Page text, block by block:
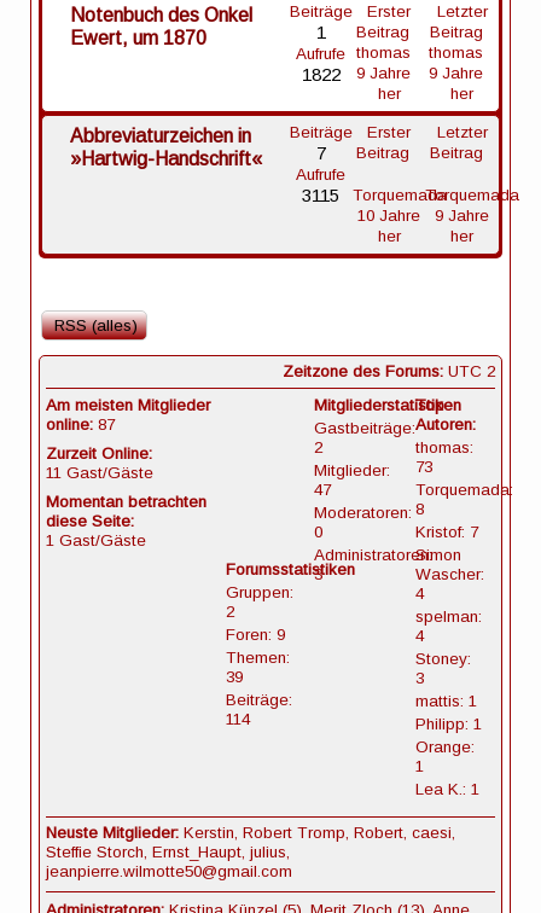
Notenbuch des Onkel
Ewert, um 1870
Letzter
Beitrag
thomas
9 Jahre
her
Erster
Beitrag
thomas
9 Jahre
her
Beiträge
1
Aufrufe
1822
Abbreviaturzeichen in
»Hartwig-Handschrift«
Letzter
Beitrag
Torquemada
9 Jahre
her
Erster
Beitrag
Torquemada
10 Jahre
her
Beiträge
7
Aufrufe
3115
RSS (alles)
Zeitzone des Forums: UTC 2
Am meisten Mitglieder
online:87
Zurzeit Online:
11 Gast/Gäste
Momentan betrachten
diese Seite:
1 Gast/Gäste
Top
Autoren:
thomas:
73
Torquemada:
8
Kristof: 7
Simon
Wascher:
4
spelman:
4
Stoney:
3
mattis: 1
Philipp: 1
Orange:
1
Lea K.: 1
Mitgliederstatistiken
Gastbeiträge:
2
Mitglieder:
47
Moderatoren:
0
Administratoren:
3
Forumsstatistiken
Gruppen:
2
Foren: 9
Themen:
39
Beiträge:
114
Neuste Mitglieder:Kerstin, Robert Tromp, Robert, caesi,
Steffie Storch, Ernst_Haupt, julius,
jeanpierre.wilmotte50@gmail.com